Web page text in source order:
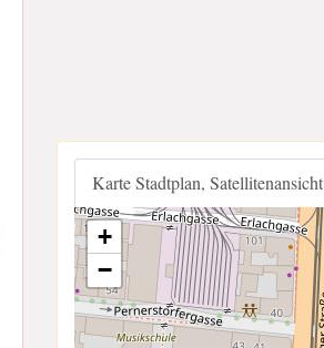
Karte Stadtplan, Satellitenansicht
+
−